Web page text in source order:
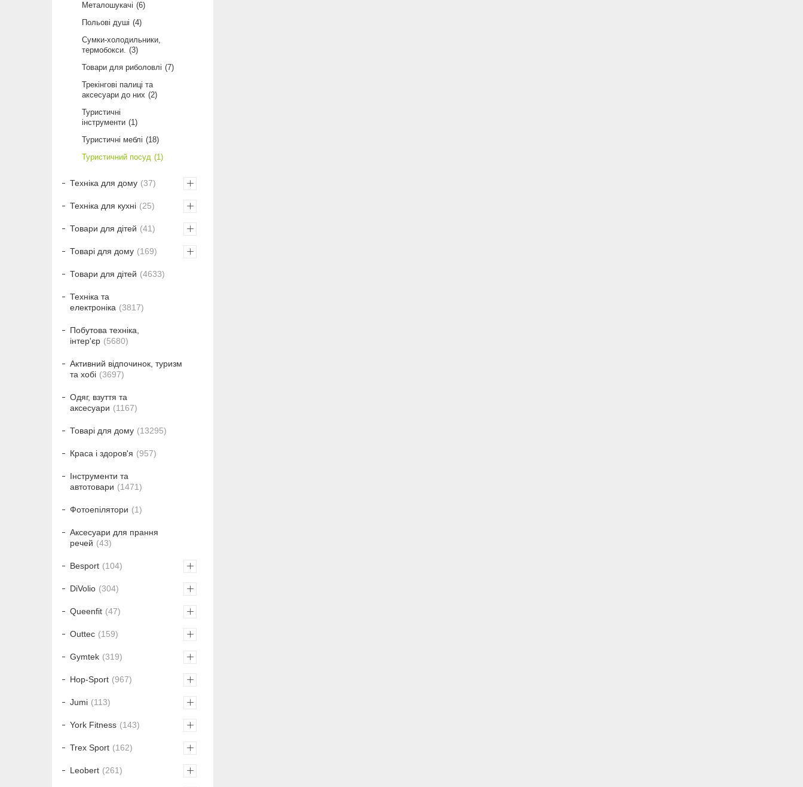
Металошукачі
6
Польові душі
4
Сумки-холодильники,
термобокси.
3
Товари для риболовлі
7
Трекінгові палиці та
аксесуари до них
2
Туристичні
інструменти
1
Туристичні меблі
18
Туристичний посуд
1
Техніка для дому 37
Техніка для кухні 25
Товари для дітей 41
Товарі для дому 169
Товари для дітей 4633
Техніка та
електроніка
3817
Побутова техніка,
інтер'єр
5680
Активний відпочинок, туризм
та хобі
3697
Одяг, взуття та
аксесуари
1167
Товарі для дому 13295
Краса і здоров'я 957
Інструменти та
автотовари
1471
Фотоепілятори 1
Аксесуари для прання
речей
43
Besport 104
DiVolio 304
Queenfit 47
Outtec 159
Gymtek 319
Hop-Sport 967
Jumi 113
York Fitness 143
Trex Sport 162
Leobert 261